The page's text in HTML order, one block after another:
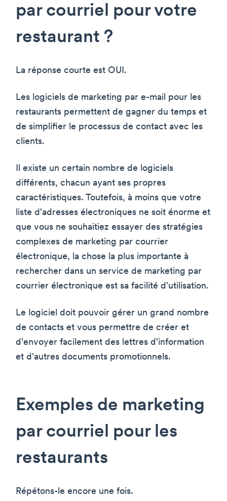
par courriel pour votre
restaurant ?
La réponse courte est OUI.
Les logiciels de marketing par e-mail pour les
restaurants permettent de gagner du temps et
de simplifier le processus de contact avec les
clients.
Il existe un certain nombre de logiciels
différents, chacun ayant ses propres
caractéristiques. Toutefois, à moins que votre
liste d'adresses électroniques ne soit énorme et
que vous ne souhaitiez essayer des stratégies
complexes de marketing par courrier
électronique, la chose la plus importante à
rechercher dans un service de marketing par
courrier électronique est sa facilité d'utilisation.
Le logiciel doit pouvoir gérer un grand nombre
de contacts et vous permettre de créer et
d'envoyer facilement des lettres d'information
et d'autres documents promotionnels.
Exemples de marketing
par courriel pour les
restaurants
Répétons-le encore une fois.